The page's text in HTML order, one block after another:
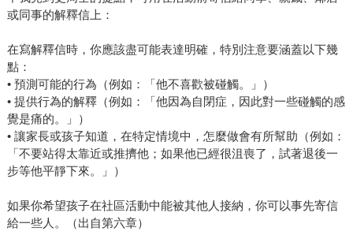
或同事的解釋信上：
在寫解釋信時，你應該盡可能表達明確，特別注意要涵蓋以下幾
點：
• 預測可能的行為（例如：「他不喜歡被碰觸。」）
• 提供行為的解釋（例如：「他因為自閉症，因此對一些碰觸的感
覺是痛的。」）
• 讓家長或孩子知道，在特定情境中，怎麼做會有所幫助（例如：
「不要站得太靠近或推擠他；如果他已經很沮喪了，試著退後一
步等他平靜下來。」）
如果你希望孩子在社區活動中能被其他人接納，你可以事先寄信
給一些人。（出自第六章）